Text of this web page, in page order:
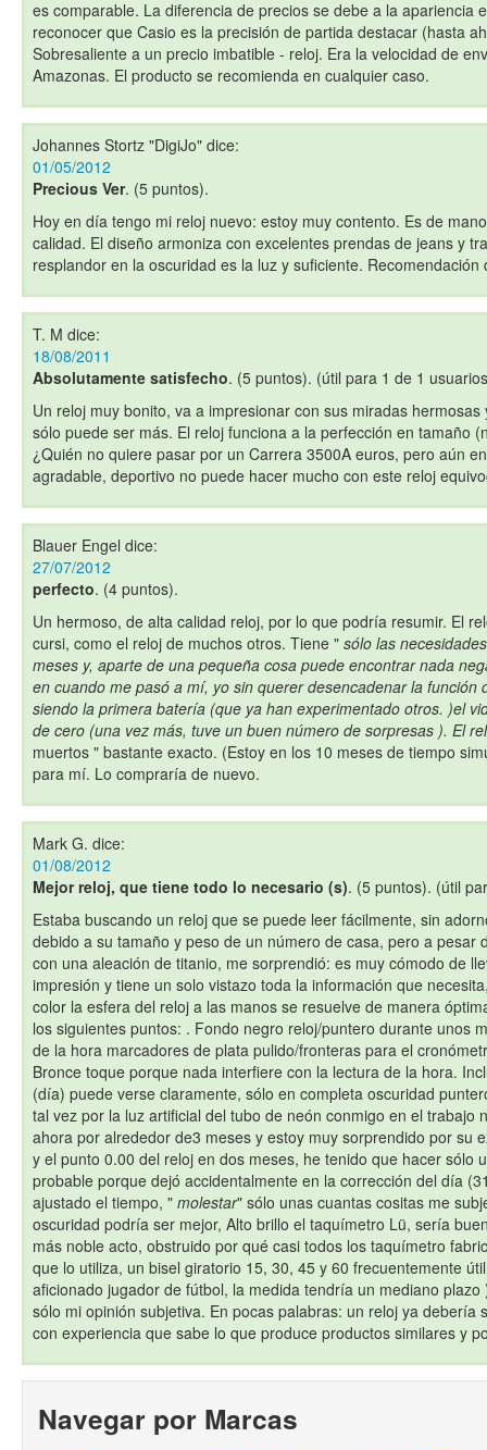
es comparable. La diferencia de precios se debe a la apariencia
reconocer que Casio es la precisión de partida destacar (hasta
Sobresaliente a un precio imbatible - reloj. Era la velocidad de
Amazonas. El producto se recomienda en cualquier caso.
Johannes Stortz "DigiJo" dice:
01/05/2012
Precious Ver. (5 puntos).
Hoy en día tengo mi reloj nuevo: estoy muy contento. Es de
calidad. El diseño armoniza con excelentes prendas de jeans y
resplandor en la oscuridad es la luz y suficiente.
T. M dice:
18/08/2011
Absolutamente satisfecho. (5 puntos). (útil para 1 de 1
Un reloj muy bonito, va a impresionar con sus miradas
sólo puede ser más. El reloj funciona a la perfección en tamaño
¿Quién no quiere pasar por un Carrera 3500A euros, pero aún
agradable, deportivo no puede hacer mucho con este reloj
Blauer Engel dice:
27/07/2012
perfecto. (4 puntos).
Un hermoso, de alta calidad reloj, por lo que podría resumir. El
cursi, como el reloj de muchos otros. Tiene " sólo las
meses y, aparte de una pequeña cosa puede encontrar nada
en cuando me pasó a mí, yo sin querer desencadenar la función
siendo la primera batería (que ya han experimentado otros. )el
de cero (una vez más, tuve un buen número de sorpresas ). El
muertos " bastante exacto. (Estoy en los 10 meses de tiempo
para mí. Lo compraría de nuevo.
Mark G. dice:
01/08/2012
Mejor reloj, que tiene todo lo necesario (s). (5 puntos). (útil
Estaba buscando un reloj que se puede leer fácilmente, sin
debido a su tamaño y peso de un número de casa, pero a pesar
con una aleación de titanio, me sorprendió: es muy cómodo de
impresión y tiene un solo vistazo toda la información que
color la esfera del reloj a las manos se resuelve de manera
los siguientes puntos: . Fondo negro reloj/puntero durante unos
de la hora marcadores de plata pulido/fronteras para el
Bronce toque porque nada interfiere con la lectura de la hora.
(día) puede verse claramente, sólo en completa oscuridad
tal vez por la luz artificial del tubo de neón conmigo en el trabajo
ahora por alrededor de3 meses y estoy muy sorprendido por su
y el punto 0.00 del reloj en dos meses, he tenido que hacer sólo
probable porque dejó accidentalmente en la corrección del día
ajustado el tiempo, " molestar" sólo unas cuantas cositas me
oscuridad podría ser mejor, Alto brillo el taquímetro Lü, sería
más noble acto, obstruido por qué casi todos los taquímetro
que lo utiliza, un bisel giratorio 15, 30, 45 y 60 frecuentemente
aficionado jugador de fútbol, la medida tendría un mediano
sólo mi opinión subjetiva. En pocas palabras: un reloj ya debería
con experiencia que sabe lo que produce productos similares y
Navegar por Marcas